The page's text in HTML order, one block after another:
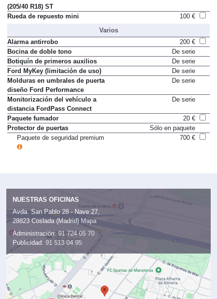
Llantas de aleación de 46 cm
(205/40 R18) ST
Varios
Alarma antirrobo
200 €
Bocina de doble tono
De serie
Botiquín de primeros auxilios
De serie
Ford MyKey (limitación de uso)
De serie
Molduras en umbrales de puerta
diseño Ford Performance
Monitorización del vehículo a
distancia FordPass Connect
Paquete fumador
20 €
Protector de puertas
Sólo en paquete
Paquete de seguridad premium
NUESTRAS OFICINAS
Avda. San Pablo 28 - Nave 27,
28823 Coslada (Madrid)
Mapa
Administración:91 724 05 70
Publicidad: